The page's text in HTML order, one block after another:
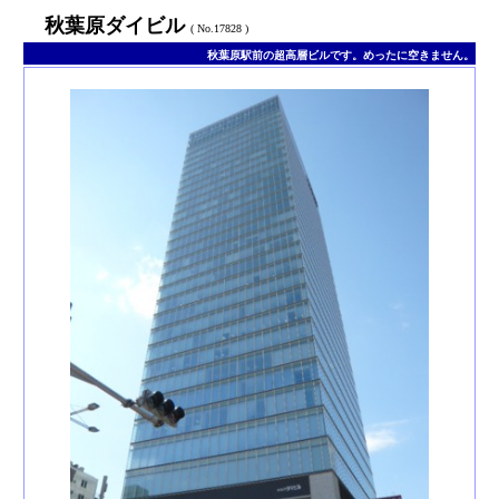
秋葉原ダイビル ( No.17828 )
秋葉原駅前の超高層ビルです。めったに空きません。